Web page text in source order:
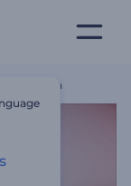
De Pascua